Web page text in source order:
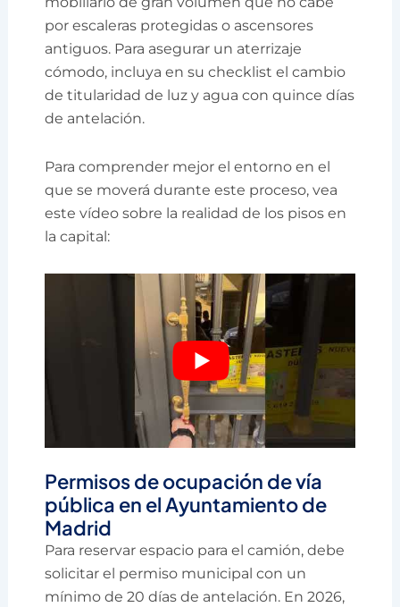
por escaleras protegidas o ascensores
antiguos. Para asegurar un aterrizaje
cómodo, incluya en su checklist el cambio
de titularidad de luz y agua con quince días
de antelación.
Para comprender mejor el entorno en el
que se moverá durante este proceso, vea
este vídeo sobre la realidad de los pisos en
la capital:
Permisos de ocupación de vía
pública en el Ayuntamiento de
Madrid
Para reservar espacio para el camión, debe
solicitar el permiso municipal con un
mínimo de 20 días de antelación. En 2026,